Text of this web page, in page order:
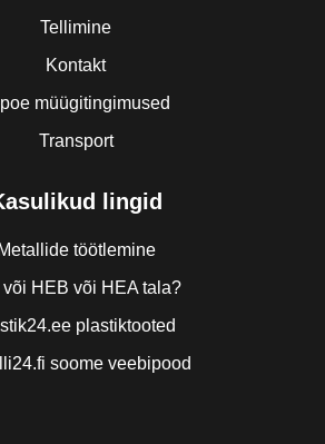
Tellimine
Kontakt
müügitingimused
Transport
lingid
Metallide töötlemine
või HEB või HEA tala?
plastiktooted
soome veebipood